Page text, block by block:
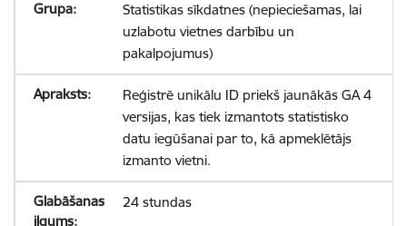
Statistikas sīkdatnes (nepieciešamas, lai
uzlabotu vietnes darbību un
pakalpojumus)
Reģistrē unikālu ID priekš jaunākās GA 4
versijas, kas tiek izmantots statistisko
datu iegūšanai par to, kā apmeklētājs
izmanto vietni.
24 stundas